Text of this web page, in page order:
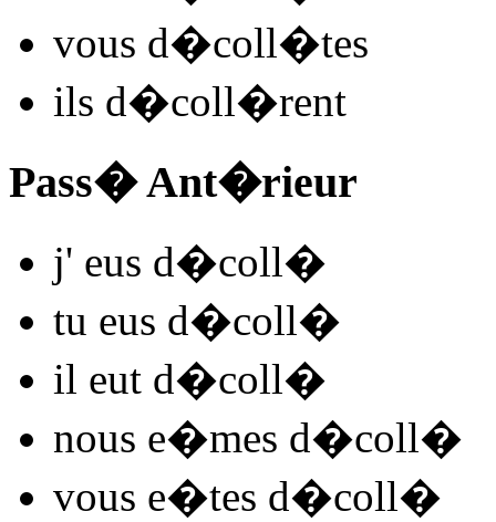
vous d�coll�tes
ils d�coll�rent
Pass� Ant�rieur
j' eus d�coll�
tu eus d�coll�
il eut d�coll�
nous e�mes d�coll�
vous e�tes d�coll�